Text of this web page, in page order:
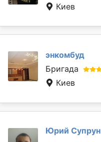
Киев
энкомбуд
Бригада
Киев
Юрий Супрун